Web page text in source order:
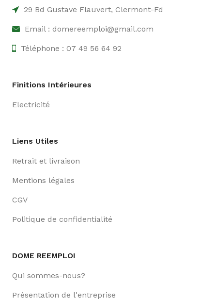
29 Bd Gustave Flauvert, Clermont-Fd
Email : domereemploi@gmail.com
Téléphone : 07 49 56 64 92
Finitions Intérieures
Electricité
Liens Utiles
Retrait et livraison
Mentions légales
CGV
Politique de confidentialité
DOME REEMPLOI
Qui sommes-nous?
Présentation de l'entreprise